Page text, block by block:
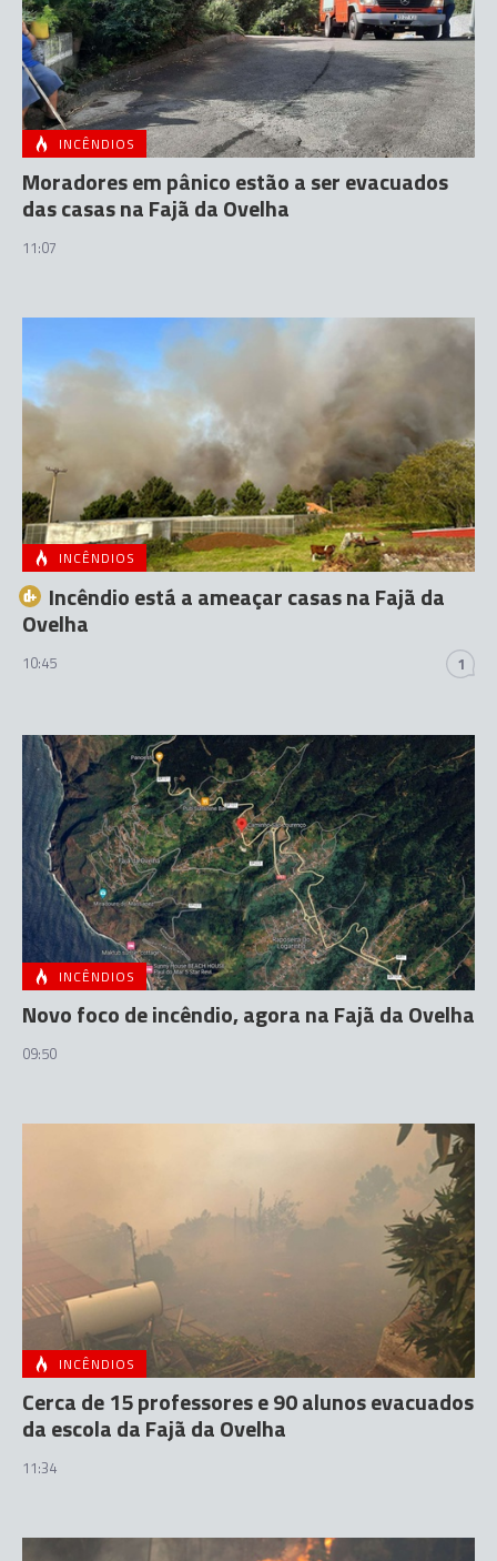
INCÊNDIOS
Moradores em pânico estão a ser evacuados
das casas na Fajã da Ovelha
11:07
INCÊNDIOS
Incêndio está a ameaçar casas na Fajã da
Ovelha
10:45 1
INCÊNDIOS
Novo foco de incêndio, agora na Fajã da Ovelha
09:50
INCÊNDIOS
Cerca de 15 professores e 90 alunos evacuados
da escola da Fajã da Ovelha
11:34